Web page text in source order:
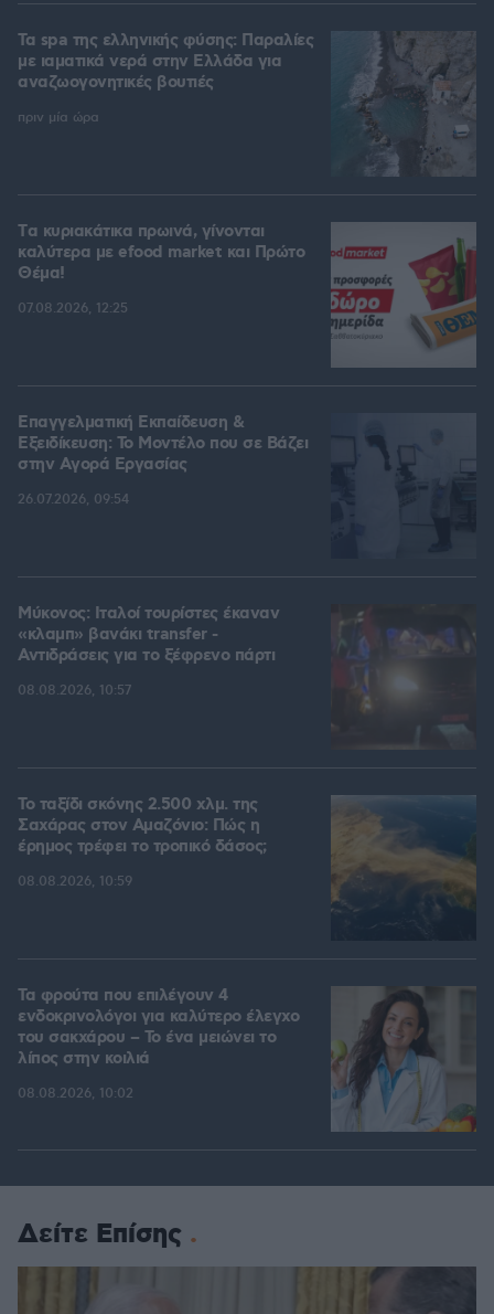
Τα spa της ελληνικής φύσης: Παραλίες
με ιαματικά νερά στην Ελλάδα για
αναζωογονητικές βουτιές
πριν μία ώρα
Tα κυριακάτικα πρωινά, γίνονται
καλύτερα με efood market και Πρώτο
Θέμα!
07.08.2026, 12:25
Επαγγελματική Εκπαίδευση &
Εξειδίκευση: Το Mοντέλο που σε Bάζει
στην Aγορά Eργασίας
26.07.2026, 09:54
Μύκονος: Ιταλοί τουρίστες έκαναν
«κλαμπ» βανάκι transfer -
Αντιδράσεις για το ξέφρενο πάρτι
08.08.2026, 10:57
Το ταξίδι σκόνης 2.500 χλμ. της
Σαχάρας στον Αμαζόνιο: Πώς η
έρημος τρέφει το τροπικό δάσος;
08.08.2026, 10:59
Τα φρούτα που επιλέγουν 4
ενδοκρινολόγοι για καλύτερο έλεγχο
του σακχάρου – Το ένα μειώνει το
λίπος στην κοιλιά
08.08.2026, 10:02
Δείτε Επίσης